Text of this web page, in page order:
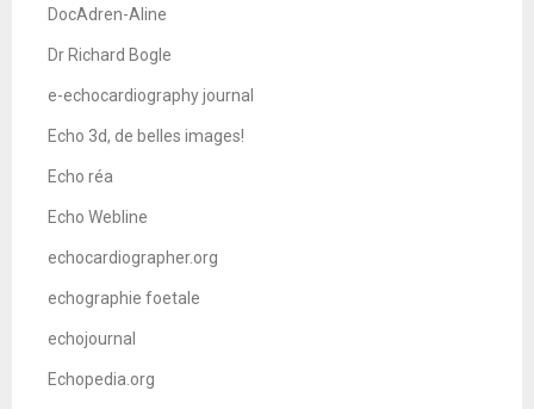
DocAdren-Aline
Dr Richard Bogle
e-echocardiography journal
Echo 3d, de belles images!
Echo réa
Echo Webline
echocardiographer.org
echographie foetale
echojournal
Echopedia.org